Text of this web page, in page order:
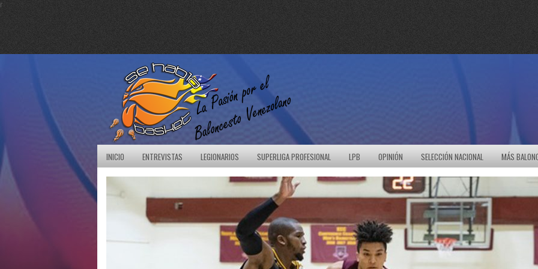
r
INICIO ENTREVISTAS LEGIONARIOS SUPERLIGA PROFESIONAL LPB OPINIÓN SELECCIÓN NACIONAL MÁS